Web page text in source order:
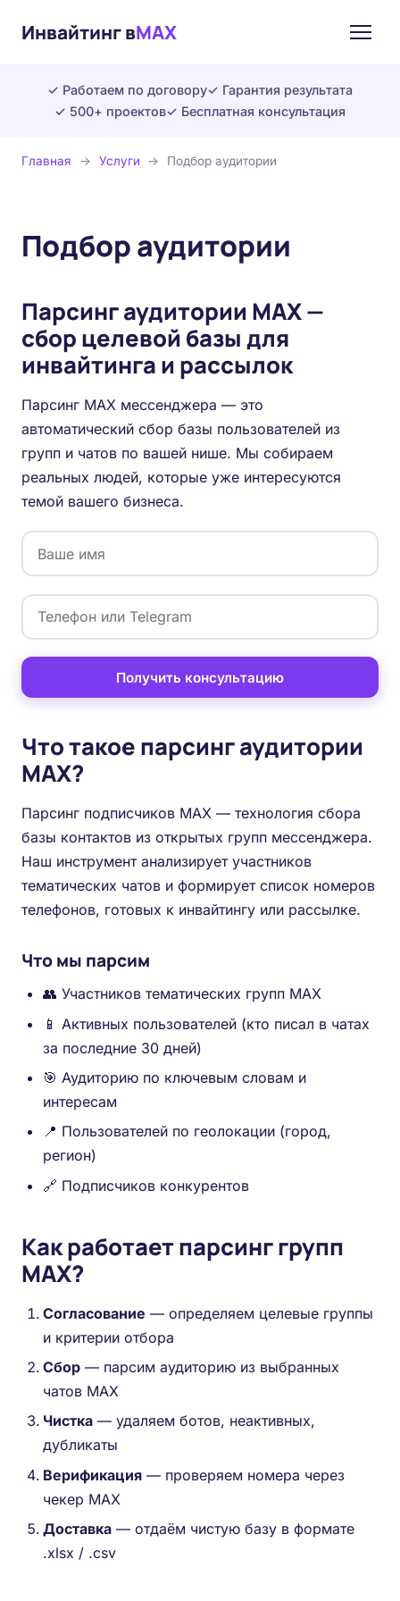
Инвайтинг вMAX
✓ Работаем по договору✓ Гарантия результата
✓ 500+ проектов✓ Бесплатная консультация
Главная → Услуги → Подбор аудитории
Подбор аудитории
Парсинг аудитории MAX —
сбор целевой базы для
инвайтинга и рассылок
Парсинг MAX мессенджера — это
автоматический сбор базы пользователей из
групп и чатов по вашей нише. Мы собираем
реальных людей, которые уже интересуются
темой вашего бизнеса.
Получить консультацию
Что такое парсинг аудитории
MAX?
Парсинг подписчиков MAX — технология сбора
базы контактов из открытых групп мессенджера.
Наш инструмент анализирует участников
тематических чатов и формирует список номеров
телефонов, готовых к инвайтингу или рассылке.
Что мы парсим
👥 Участников тематических групп MAX
📱 Активных пользователей (кто писал в чатах
за последние 30 дней)
🎯 Аудиторию по ключевым словам и
интересам
📍 Пользователей по геолокации (город,
регион)
🔗 Подписчиков конкурентов
Как работает парсинг групп
MAX?
Согласование — определяем целевые группы
и критерии отбора
Сбор — парсим аудиторию из выбранных
чатов MAX
Чистка — удаляем ботов, неактивных,
дубликаты
Верификация — проверяем номера через
чекер MAX
Доставка — отдаём чистую базу в формате
.xlsx / .csv